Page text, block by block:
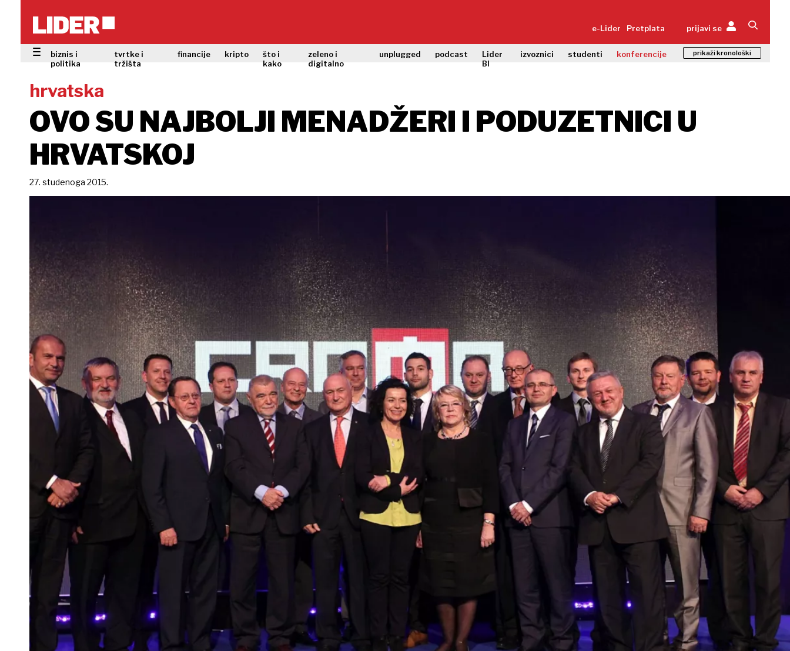
e-Lider Pretplata prijavi se
biznis i
politika
tvrtke i
tržišta
financije kripto
što i
kako
zeleno i
digitalno
unplugged podcast
Lider
BI
izvoznici studenti konferencije prikaži kronološki
hrvatska
OVO SU NAJBOLJI MENADŽERI I PODUZETNICI U
HRVATSKOJ
27. studenoga 2015.